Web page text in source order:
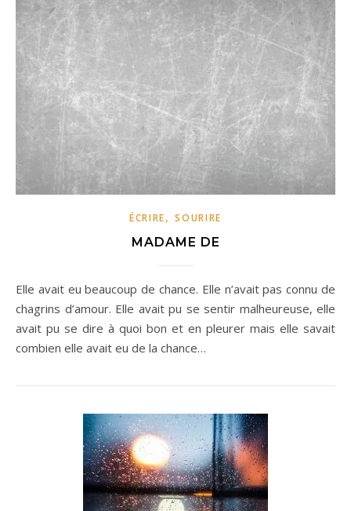
ÉCRIRE,SOURIRE
MADAME DE
Elle avait eu beaucoup de chance. Elle n’avait pas connu de
chagrins d’amour. Elle avait pu se sentir malheureuse, elle
avait pu se dire à quoi bon et en pleurer mais elle savait
combien elle avait eu de la chance…